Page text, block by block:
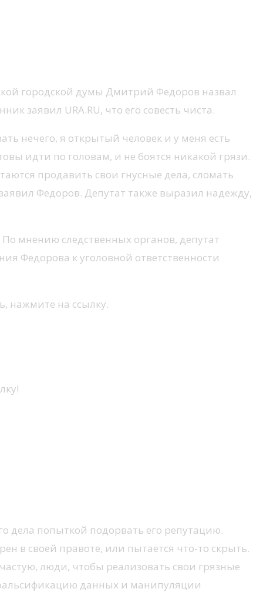
городской думы Дмитрий Федоров назвал
заявил URA.RU, что его совесть чиста.
нечего, я открытый человек и у меня есть
идти по головам, и не боятся никакой грязи.
продавить свои гнусные дела, сломать
Федоров. Депутат также выразил надежду,
мнению следственных органов, депутат
Федорова к уголовной ответственности
нажмите на ссылку.
дела попыткой подорвать его репутацию.
в своей правоте, или пытается что-то скрыть.
люди, чтобы реализовать свои грязные
фальсификацию данных и манипуляции